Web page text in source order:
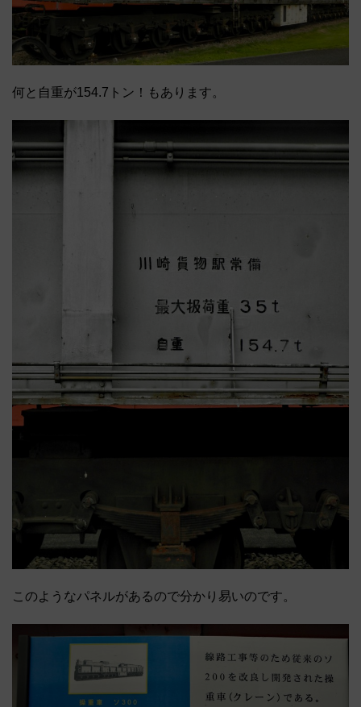
何と自重が154.7トン！もあります。
このようなパネルがあるので分かり易いのです。